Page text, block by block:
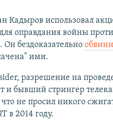
Кадыров использовал
оправдания войны
бездоказательно
ими.
разрешение на
и бывший стрингер
не просил никого
в 2014 году.